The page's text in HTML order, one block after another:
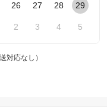
26 27 28 29
2 3 4 5
対応なし）